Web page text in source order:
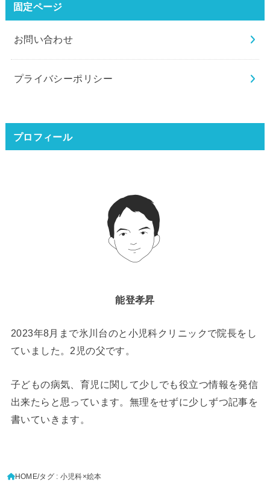
固定ページ
お問い合わせ
プライバシーポリシー
プロフィール
能登孝昇
2023年8月まで氷川台のと小児科クリニックで院長をし
ていました。2児の父です。
子どもの病気、育児に関して少しでも役立つ情報を発信
出来たらと思っています。無理をせずに少しずつ記事を
書いていきます。
HOME タグ : 小児科×絵本